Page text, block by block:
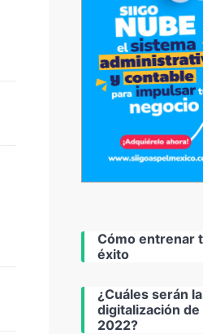
Cómo entrenar
éxito
¿Cuáles serán
digitalización de
2022?